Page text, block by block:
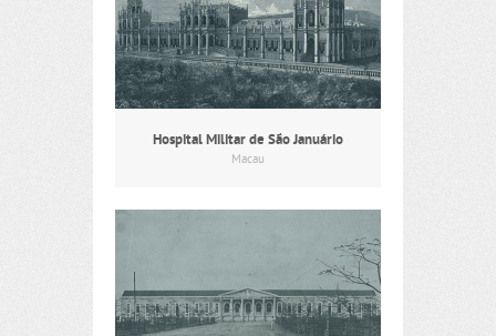
Hospital Militar de São Januário
Macau